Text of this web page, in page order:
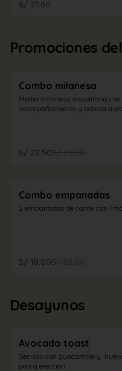
S/ 21.50
Promociones
Combo milanesa
Media milanesa napolitana con
acompañamiento y bebida a
S/ 22.50S/ 29.50
Combo empanadas
2 empanadas de carne con
S/ 18.00S/ 22.00
Desayunos
Avocado toast
Servido con guacamole y
pan a elección.